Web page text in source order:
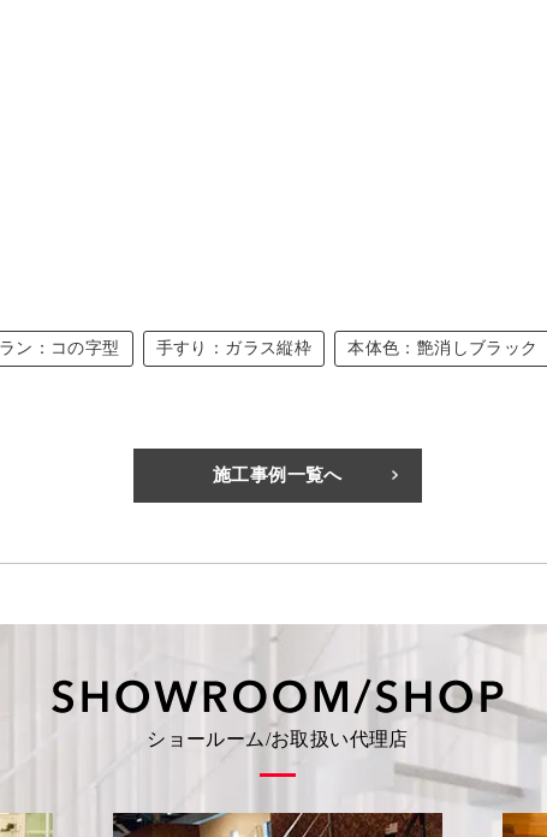
ン：コの字型 手すり：ガラス縦枠 本体色：艶消しブラック
施工事例一覧へ
ショールーム/お取扱い代理店